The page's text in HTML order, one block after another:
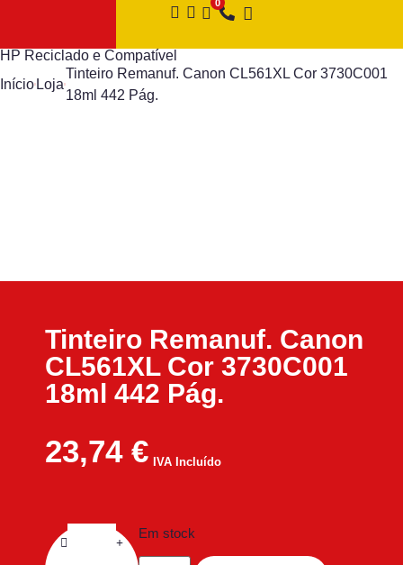
HP Reciclado e Compatível
Início Loja
Tinteiro Remanuf. Canon CL561XL Cor 3730C001
18ml 442 Pág.
Tinteiro Remanuf. Canon
CL561XL Cor 3730C001
18ml 442 Pág.
23,74 € IVA Incluído
Em stock